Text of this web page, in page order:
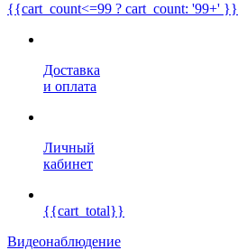
{{cart_count<=99 ? cart_count: '99+' }}
Доставка
и оплата
Личный
кабинет
{{cart_total}}
Видеонаблюдение